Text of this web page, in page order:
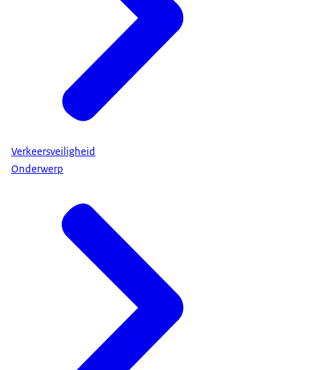
Verkeersveiligheid
Onderwerp